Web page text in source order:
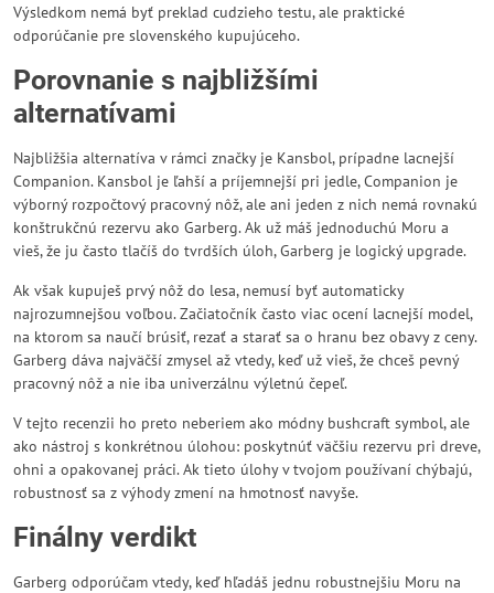
Výsledkom nemá byť preklad cudzieho testu, ale praktické
odporúčanie pre slovenského kupujúceho.
Porovnanie s najbližšími
alternatívami
Najbližšia alternatíva v rámci značky je Kansbol, prípadne lacnejší
Companion. Kansbol je ľahší a príjemnejší pri jedle, Companion je
výborný rozpočtový pracovný nôž, ale ani jeden z nich nemá rovnakú
konštrukčnú rezervu ako Garberg. Ak už máš jednoduchú Moru a
vieš, že ju často tlačíš do tvrdších úloh, Garberg je logický upgrade.
Ak však kupuješ prvý nôž do lesa, nemusí byť automaticky
najrozumnejšou voľbou. Začiatočník často viac ocení lacnejší model,
na ktorom sa naučí brúsiť, rezať a starať sa o hranu bez obavy z ceny.
Garberg dáva najväčší zmysel až vtedy, keď už vieš, že chceš pevný
pracovný nôž a nie iba univerzálnu výletnú čepeľ.
V tejto recenzii ho preto neberiem ako módny bushcraft symbol, ale
ako nástroj s konkrétnou úlohou: poskytnúť väčšiu rezervu pri dreve,
ohni a opakovanej práci. Ak tieto úlohy v tvojom používaní chýbajú,
robustnosť sa z výhody zmení na hmotnosť navyše.
Finálny verdikt
Garberg odporúčam vtedy, keď hľadáš jednu robustnejšiu Moru na